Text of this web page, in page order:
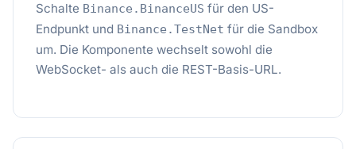
Schalte Binance.BinanceUS für den US-
Endpunkt und Binance.TestNet für die Sandbox
um. Die Komponente wechselt sowohl die
WebSocket- als auch die REST-Basis-URL.